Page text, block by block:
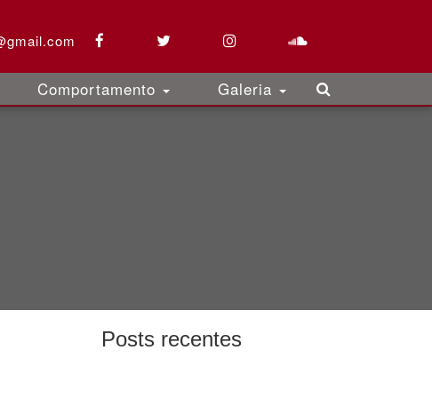
Comportamento Galeria
Posts recentes